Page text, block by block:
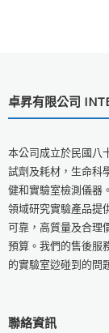
卓昇有限公司
本公司成立於民國八
試劑及耗材，生命科
健和實驗室檢測儀器
領域研究實驗產品提
可靠，高質量及合理
預算。我們的售後服
的實驗室逤碰到的問
聯絡資訊